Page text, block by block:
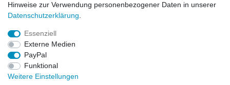
Hinweise zur Verwendung personenbezogener Daten in unserer
Daten­schutz­erklärung
Essenziell
Externe Medien
PayPal
Funktional
Weitere Einstellungen
Hinweise zur Verwendung personenbezogener Daten in unserer
Daten­schutz­erklärung
Essenziell
Externe Medien
PayPal
Funktional
Weitere Einstellungen
Impressum
Barrierefreiheitserklärung